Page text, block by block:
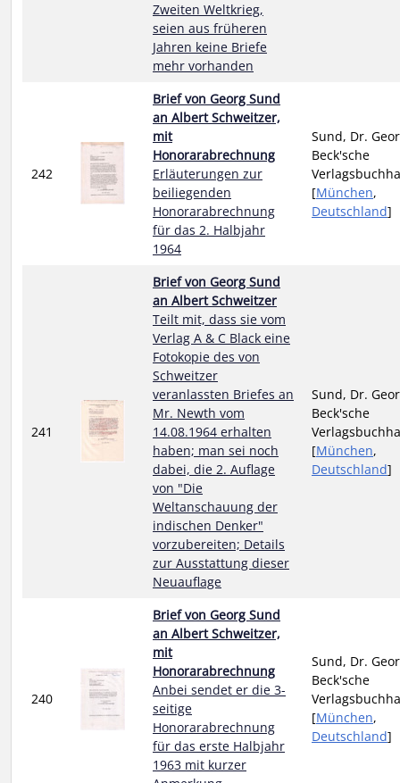
Zweiten Weltkrieg,
seien aus früheren
Jahren keine Briefe
mehr vorhanden
242
Brief von Georg Sund
an Albert Schweitzer,
mit
Honorarabrechnung
Erläuterungen zur
beiliegenden
Honorarabrechnung
für das 2. Halbjahr
1964
Sund, Dr.
Beck'sche
[München,
Deutschland]
241
Brief von Georg Sund
an Albert Schweitzer
Teilt mit, dass sie vom
Verlag A & C Black eine
Fotokopie des von
Schweitzer
veranlassten Briefes an
Mr. Newth vom
14.08.1964 erhalten
haben; man sei noch
dabei, die 2. Auflage
von "Die
Weltanschauung der
indischen Denker"
vorzubereiten; Details
zur Ausstattung dieser
Neuauflage
Sund, Dr.
Beck'sche
[München,
Deutschland]
240
Brief von Georg Sund
an Albert Schweitzer,
mit
Honorarabrechnung
Anbei sendet er die 3-
seitige
Honorarabrechnung
für das erste Halbjahr
1963 mit kurzer
Sund, Dr.
Beck'sche
[München,
Deutschland]